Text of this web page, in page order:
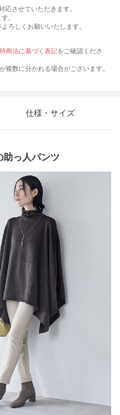
応させていただきます。
。
ろしくお願いいたします。
特商法に基づく表記をご確認くださ
複数に分かれる場合がございます。
仕様・サイズ
助っ人パンツ